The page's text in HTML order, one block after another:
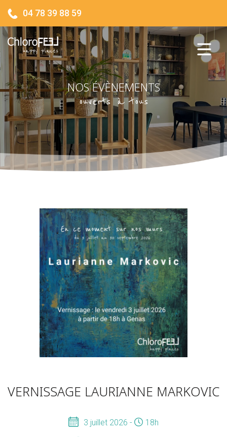
04 78 39 88 59
NOS ÉVÈNEMENTS
ouverts à tous
VERNISSAGE LAURIANNE MARKOVIC
3 juillet 2026 - 18h